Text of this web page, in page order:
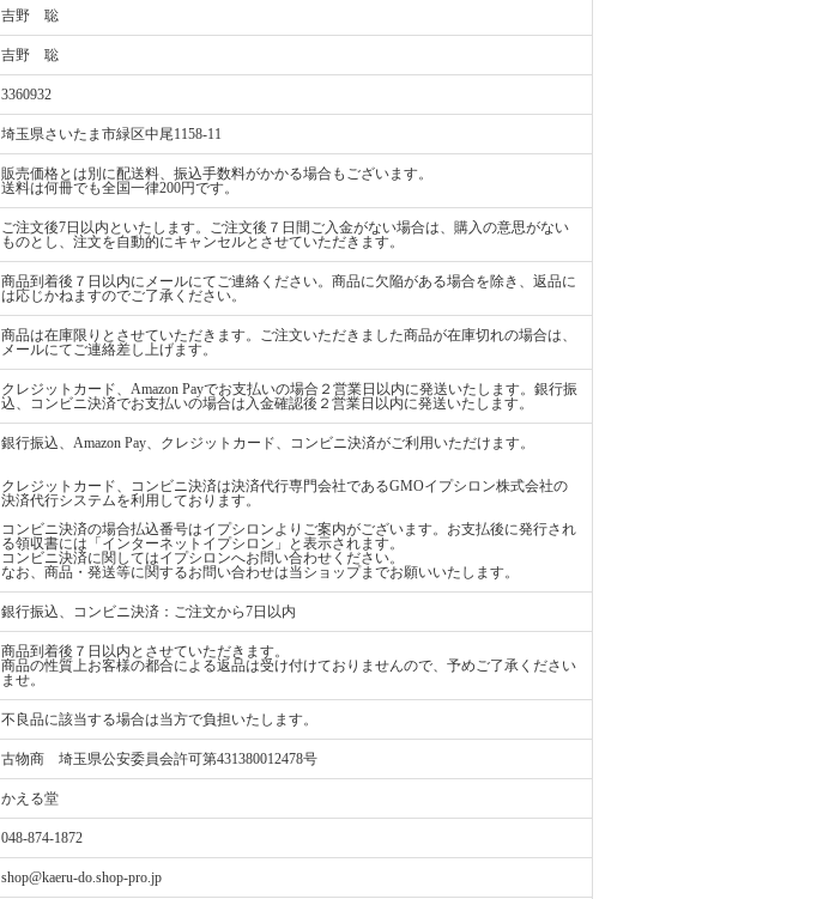
吉野 聡
吉野 聡
3360932
埼玉県さいたま市緑区中尾1158-11
販売価格とは別に配送料、振込手数料がかかる場合もございます。
送料は何冊でも全国一律200円です。
ご注文後7日以内といたします。ご注文後７日間ご入金がない場合は、購入の意思がない
ものとし、注文を自動的にキャンセルとさせていただきます。
商品到着後７日以内にメールにてご連絡ください。商品に欠陥がある場合を除き、返品に
は応じかねますのでご了承ください。
商品は在庫限りとさせていただきます。ご注文いただきました商品が在庫切れの場合は、
メールにてご連絡差し上げます。
クレジットカード、Amazon Payでお支払いの場合２営業日以内に発送いたします。銀行振
込、コンビニ決済でお支払いの場合は入金確認後２営業日以内に発送いたします。
銀行振込、Amazon Pay、クレジットカード、コンビニ決済がご利用いただけます。
クレジットカード、コンビニ決済は決済代行専門会社であるGMOイプシロン株式会社の
決済代行システムを利用しております。
コンビニ決済の場合払込番号はイプシロンよりご案内がございます。お支払後に発行され
る領収書には「インターネットイプシロン」と表示されます。
コンビニ決済に関してはイプシロンへお問い合わせください。
なお、商品・発送等に関するお問い合わせは当ショップまでお願いいたします。
銀行振込、コンビニ決済：ご注文から7日以内
商品到着後７日以内とさせていただきます。
商品の性質上お客様の都合による返品は受け付けておりませんので、予めご了承ください
ませ。
不良品に該当する場合は当方で負担いたします。
古物商 埼玉県公安委員会許可第431380012478号
かえる堂
048-874-1872
shop@kaeru-do.shop-pro.jp